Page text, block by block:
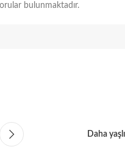
bulunmaktadır.
Daha yaşlı